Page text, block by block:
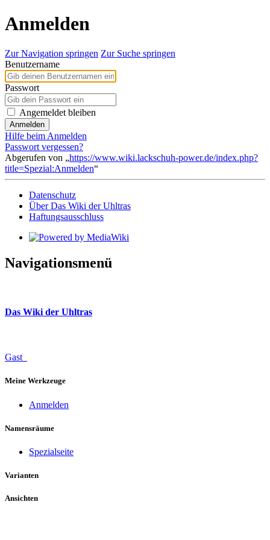
Anmelden
Zur Navigation springen Zur Suche springen
Benutzername
Passwort
Angemeldet bleiben
Anmelden
Hilfe beim Anmelden
Passwort vergessen?
Abgerufen von „https://www.wiki.lackschuh-power.de/index.php?
title=Spezial:Anmelden“
Datenschutz
Über Das Wiki der Uhltras
Haftungsausschluss
Navigationsmenü
Das Wiki der Uhltras
Gast
Meine Werkzeuge
Anmelden
Namensräume
Spezialseite
Varianten
Ansichten